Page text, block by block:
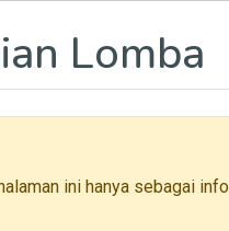
Lomba
ini hanya sebagai